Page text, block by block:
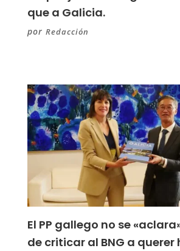
que a Galicia.
por Redacción
El PP gallego no se
de criticar al BNG a querer